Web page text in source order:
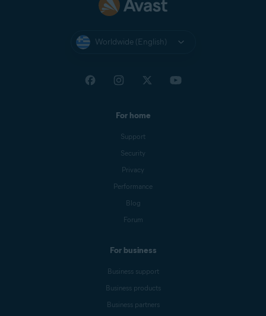
Worldwide (English)
For home
Support
Security
Privacy
Performance
Blog
Forum
For business
Business support
Business products
Business partners